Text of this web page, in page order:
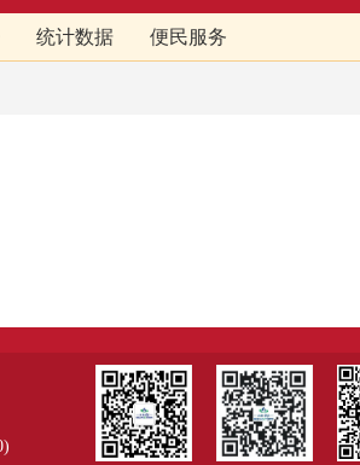
统计数据 便民服务